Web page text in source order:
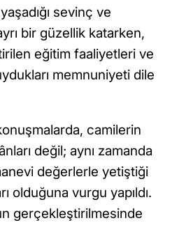
sevinç ve
bir güzellik katarken,
eğitim faaliyetleri ve
memnuniyeti dile
camilerin
değil; aynı zamanda
değerlerle yetiştiği
olduğuna vurgu yapıldı.
gerçekleştirilmesinde